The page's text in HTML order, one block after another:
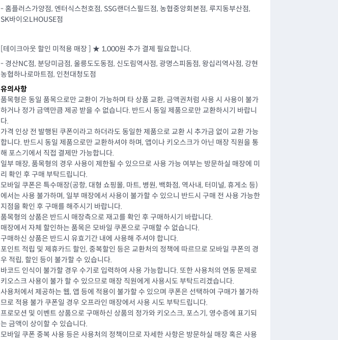
- 홈플러스가양점, 엔터식스천호점, SSG랜더스필드점, 농협중앙회본점, 루지동부산점,
SK바이오LHOUSE점
[테이크아웃 할인 미적용 매장 ] ★ 1,000원 추가 결제 필요합니다.
- 경산NC점, 분당미금점, 울릉도도동점, 신도림역사점, 광명스피돔점, 왕십리역사점, 강현
농협하나로마트점, 인천대청도점
유의사항
품목형은 동일 품목으로만 교환이 가능하며 타 상품 교환, 금액권처럼 사용 시 사용이 불가
하거나 정가 금액만큼 제공 받을 수 없습니다. 반드시 동일 제품으로만 교환하시기 바랍니
다.
가격 인상 전 발행된 쿠폰이라고 하더라도 동일한 제품으로 교환 시 추가금 없이 교환 가능
합니다. 반드시 동일 제품으로만 교환하셔야 하며, 앱이나 키오스크가 아닌 매장 직원을 통
해 포스기에서 직접 결제만 가능합니다.
일부 매장, 품목형의 경우 사용이 제한될 수 있으므로 사용 가능 여부는 방문하실 매장에 미
리 확인 후 구매 부탁드립니다.
모바일 쿠폰은 특수매장(공항, 대형 쇼핑몰, 마트, 병원, 백화점, 역사내, 터미널, 휴게소 등)
에서는 사용 불가하며, 일부 매장에서 사용이 불가할 수 있으니 반드시 구매 전 사용 가능한
지점을 확인 후 구매를 해주시기 바랍니다.
품목형의 상품은 반드시 매장측으로 재고를 확인 후 구매하시기 바랍니다.
매장에서 자체 할인하는 품목은 모바일 쿠폰으로 구매할 수 없습니다.
구매하신 상품은 반드시 유효기간 내에 사용해 주셔야 합니다.
포인트 적립 및 제휴카드 할인, 중복할인 등은 교환처의 정책에 따르므로 모바일 쿠폰의 경
우 적립, 할인 등이 불가할 수 있습니다.
바코드 인식이 불가할 경우 수기로 입력하여 사용 가능합니다. 또한 사용처의 연동 문제로
키오스크 사용이 불가 할 수 있으므로 매장 직원에게 사용시도 부탁드리겠습니다.
사용처에서 제공하는 웹, 앱 등에 적용이 불가할 수 있으며 쿠폰은 선택하여 구매가 불가하
므로 적용 불가 쿠폰일 경우 오프라인 매장에서 사용 시도 부탁드립니다.
프로모션 및 이벤트 상품으로 구매하신 상품의 정가와 키오스크, 포스기, 영수증에 표기되
는 금액이 상이할 수 있습니다.
모바일 쿠폰 중복 사용 등은 사용처의 정책이므로 자세한 사항은 방문하실 매장 혹은 사용